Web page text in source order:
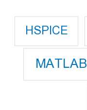
HSPICE
MATLAB